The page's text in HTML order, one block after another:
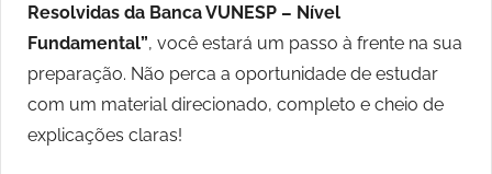
Resolvidas da Banca VUNESP – Nível
Fundamental”, você estará um passo à frente na sua
preparação. Não perca a oportunidade de estudar
com um material direcionado, completo e cheio de
explicações claras!